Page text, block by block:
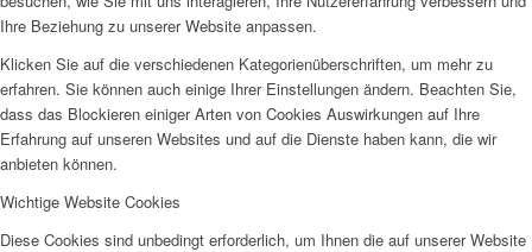
Ihre Beziehung zu unserer Website anpassen.
Klicken Sie auf die verschiedenen Kategorienüberschriften, um mehr zu
erfahren. Sie können auch einige Ihrer Einstellungen ändern. Beachten Sie,
dass das Blockieren einiger Arten von Cookies Auswirkungen auf Ihre
Erfahrung auf unseren Websites und auf die Dienste haben kann, die wir
anbieten können.
Wichtige Website Cookies
Diese Cookies sind unbedingt erforderlich, um Ihnen die auf unserer Website